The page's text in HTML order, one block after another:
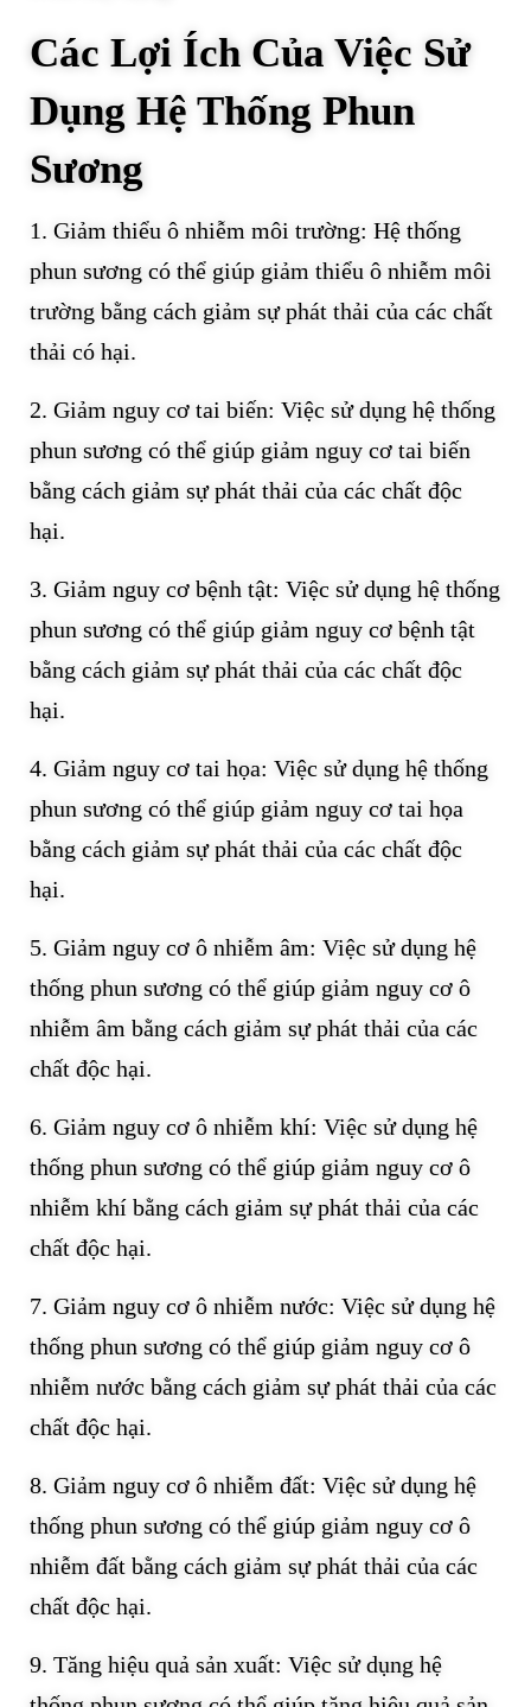
Các Lợi Ích Của Việc Sử
Dụng Hệ Thống Phun
Sương
1. Giảm thiểu ô nhiễm môi trường: Hệ thống
phun sương có thể giúp giảm thiểu ô nhiễm môi
trường bằng cách giảm sự phát thải của các chất
thải có hại.
2. Giảm nguy cơ tai biến: Việc sử dụng hệ thống
phun sương có thể giúp giảm nguy cơ tai biến
bằng cách giảm sự phát thải của các chất độc
hại.
3. Giảm nguy cơ bệnh tật: Việc sử dụng hệ thống
phun sương có thể giúp giảm nguy cơ bệnh tật
bằng cách giảm sự phát thải của các chất độc
hại.
4. Giảm nguy cơ tai họa: Việc sử dụng hệ thống
phun sương có thể giúp giảm nguy cơ tai họa
bằng cách giảm sự phát thải của các chất độc
hại.
5. Giảm nguy cơ ô nhiễm âm: Việc sử dụng hệ
thống phun sương có thể giúp giảm nguy cơ ô
nhiễm âm bằng cách giảm sự phát thải của các
chất độc hại.
6. Giảm nguy cơ ô nhiễm khí: Việc sử dụng hệ
thống phun sương có thể giúp giảm nguy cơ ô
nhiễm khí bằng cách giảm sự phát thải của các
chất độc hại.
7. Giảm nguy cơ ô nhiễm nước: Việc sử dụng hệ
thống phun sương có thể giúp giảm nguy cơ ô
nhiễm nước bằng cách giảm sự phát thải của các
chất độc hại.
8. Giảm nguy cơ ô nhiễm đất: Việc sử dụng hệ
thống phun sương có thể giúp giảm nguy cơ ô
nhiễm đất bằng cách giảm sự phát thải của các
chất độc hại.
9. Tăng hiệu quả sản xuất: Việc sử dụng hệ